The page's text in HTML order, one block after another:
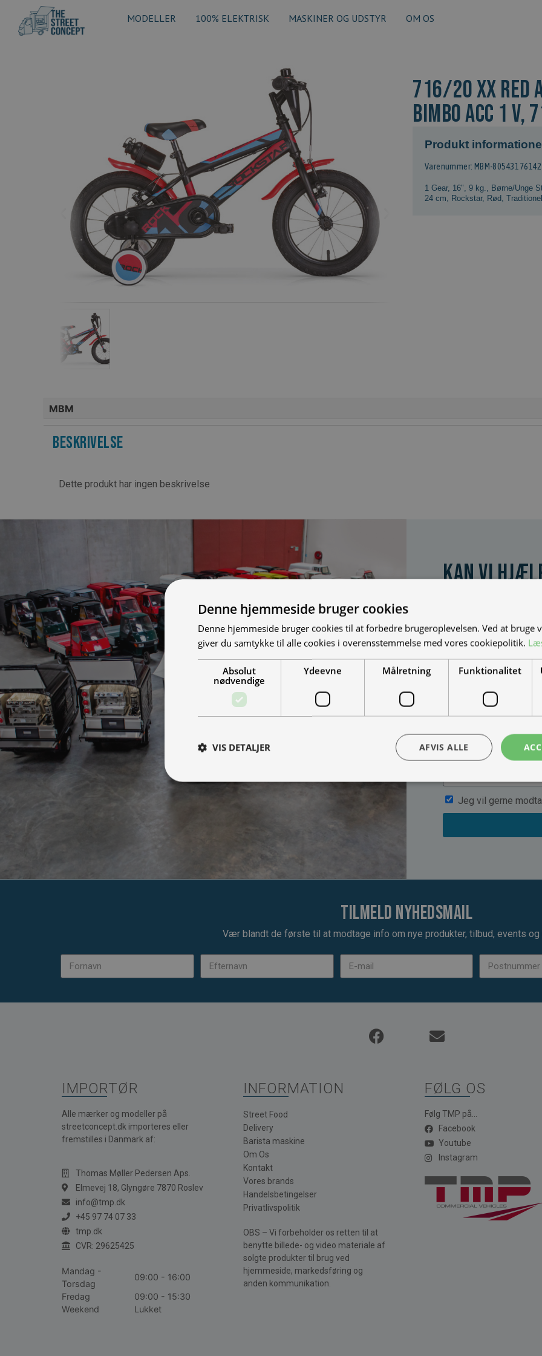
MODELLER 100% ELEKTRISK MASKINER OG UDSTYR OM OS
716/20 XX RED
BIMBO ACC 1 V,
Produkt
Varenummer: MBM-
1 Gear, 16" 9 kg. Børne/Unge
24 cm
Rockstar, Rød Traditionel
MBM
Beskrivelse
Dette produkt har ingen beskrivelse
Kan vi
Vi bygger vognene
dine behov. Udfyld
muligheder, priser mm.
Jeg vil gerne
Tilmeld nyhedsmail
Vær blandt de første til at modtage info om nye produkter, tilbud, events og
IMPORTØR
Alle mærker og modeller på
streetconcept.dk importeres eller
fremstilles i Danmark af:
Thomas Møller Pedersen Aps.
Elmevej 18, Glyngøre 7870 Roslev
info@tmp.dk
+45 97 74 07 33
tmp.dk
CVR: 29625425
Mandag -
Torsdag
09:00 - 16:00
Fredag
09:00 - 15:30
Weekend
Lukket
INFORMATION
Street Food
Delivery
Barista maskine
Om Os
Kontakt
Vores brands
Handelsbetingelser
Privatlivspolitik
OBS – Vi forbeholder os retten til at
benytte billede- og video materiale af
solgte produkter til brug ved
hjemmeside, markedsføring og
anden kommunikation.
FØLG OS
Følg TMP på...
Facebook
Youtube
Instagram
Denne hjemmeside bruger cookies
Denne hjemmeside bruger cookies til at forbedre brugeroplevelsen. Ved at bruge
giver du samtykke til alle cookies i overensstemmelse med vores cookiepolitik.
Absolut
nødvendige
Ydeevne Målretning Funktionalitet
AFVIS ALLE
VIS DETALJER